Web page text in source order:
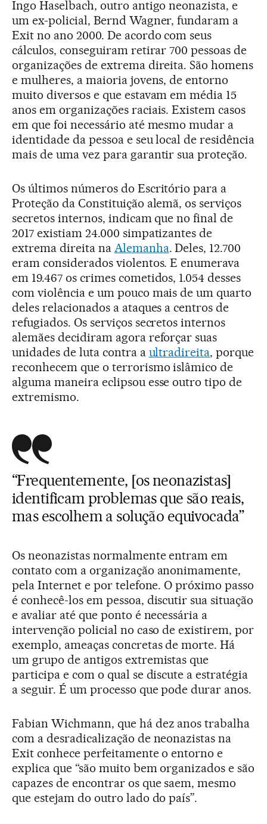
Ingo Haselbach, outro antigo neonazista, e
um ex-policial, Bernd Wagner, fundaram a
Exit no ano 2000. De acordo com seus
cálculos, conseguiram retirar 700 pessoas de
organizações de extrema direita. São homens
e mulheres, a maioria jovens, de entorno
muito diversos e que estavam em média 15
anos em organizações raciais. Existem casos
em que foi necessário até mesmo mudar a
identidade da pessoa e seu local de residência
mais de uma vez para garantir sua proteção.
Os últimos números do Escritório para a
Proteção da Constituição alemã, os serviços
secretos internos, indicam que no final de
2017 existiam 24.000 simpatizantes de
extrema direita na Alemanha. Deles, 12.700
eram considerados violentos. E enumerava
em 19.467 os crimes cometidos, 1.054 desses
com violência e um pouco mais de um quarto
deles relacionados a ataques a centros de
refugiados. Os serviços secretos internos
alemães decidiram agora reforçar suas
unidades de luta contra a ultradireita, porque
reconhecem que o terrorismo islâmico de
alguma maneira eclipsou esse outro tipo de
extremismo.
“Frequentemente, [os neonazistas]
identificam problemas que são reais,
mas escolhem a solução equivocada”
Os neonazistas normalmente entram em
contato com a organização anonimamente,
pela Internet e por telefone. O próximo passo
é conhecê-los em pessoa, discutir sua situação
e avaliar até que ponto é necessária a
intervenção policial no caso de existirem, por
exemplo, ameaças concretas de morte. Há
um grupo de antigos extremistas que
participa e com o qual se discute a estratégia
a seguir. É um processo que pode durar anos.
Fabian Wichmann, que há dez anos trabalha
com a desradicalização de neonazistas na
Exit conhece perfeitamente o entorno e
explica que “são muito bem organizados e são
capazes de encontrar os que saem, mesmo
que estejam do outro lado do país”.